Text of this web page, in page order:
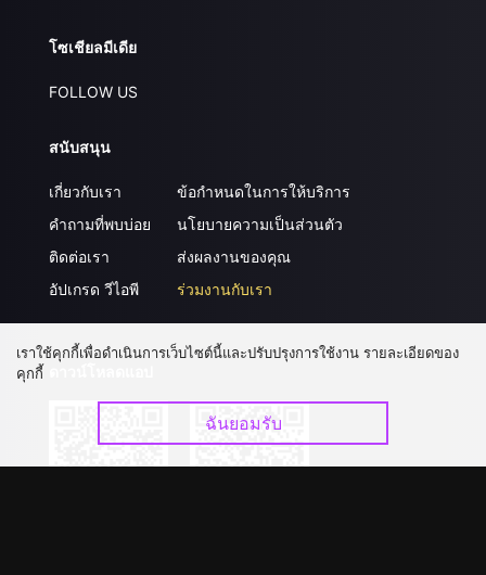
โซเชียลมีเดีย
FOLLOW US
สนับสนุน
เกี่ยวกับเรา
คำถามที่พบบ่อย
ติดต่อเรา
อัปเกรด วีไอพี
ข้อกำหนดในการให้บริการ
นโยบายความเป็นส่วนตัว
ส่งผลงานของคุณ
ร่วมงานกับเรา
เราใช้คุกกี้เพื่อดำเนินการเว็บไซต์นี้และปรับปรุงการใช้งาน รายละเอียดของ
คุกกี้
ฉันยอมรับ